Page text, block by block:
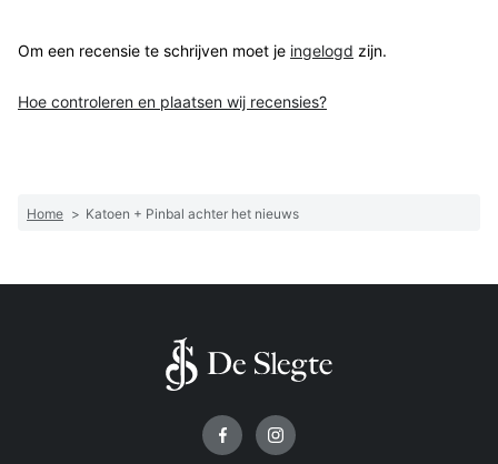
Om een recensie te schrijven moet je ingelogd zijn.
Hoe controleren en plaatsen wij recensies?
Home > Katoen + Pinbal achter het nieuws